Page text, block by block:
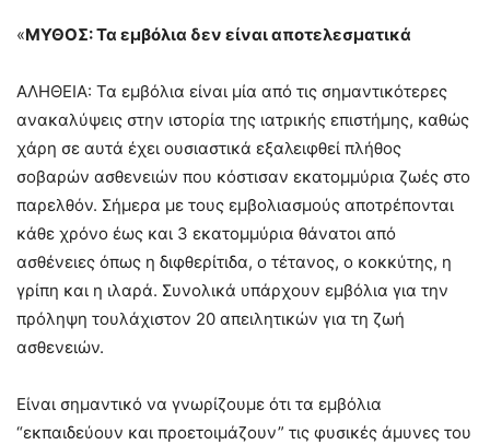
«ΜΥΘΟΣ: Τα εμβόλια δεν είναι αποτελεσματικά
ΑΛΗΘΕΙΑ: Τα εμβόλια είναι μία από τις σημαντικότερες
ανακαλύψεις στην ιστορία της ιατρικής επιστήμης, καθώς
χάρη σε αυτά έχει ουσιαστικά εξαλειφθεί πλήθος
σοβαρών ασθενειών που κόστισαν εκατομμύρια ζωές στο
παρελθόν. Σήμερα με τους εμβολιασμούς αποτρέπονται
κάθε χρόνο έως και 3 εκατομμύρια θάνατοι από
ασθένειες όπως η διφθερίτιδα, ο τέτανος, ο κοκκύτης, η
γρίπη και η ιλαρά. Συνολικά υπάρχουν εμβόλια για την
πρόληψη τουλάχιστον 20 απειλητικών για τη ζωή
ασθενειών.
Είναι σημαντικό να γνωρίζουμε ότι τα εμβόλια
“εκπαιδεύουν και προετοιμάζουν” τις φυσικές άμυνες του